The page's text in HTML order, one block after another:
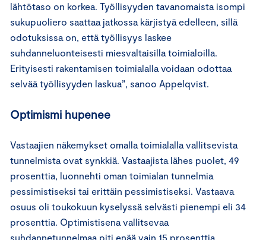
lähtötaso on korkea. Työllisyyden tavanomaista isompi
sukupuoliero saattaa jatkossa kärjistyä edelleen, sillä
odotuksissa on, että työllisyys laskee
suhdanneluonteisesti miesvaltaisilla toimialoilla.
Erityisesti rakentamisen toimialalla voidaan odottaa
selvää työllisyyden laskua”, sanoo Appelqvist.
Optimismi hupenee
Vastaajien näkemykset omalla toimialalla vallitsevista
tunnelmista ovat synkkiä. Vastaajista lähes puolet, 49
prosenttia, luonnehti oman toimialan tunnelmia
pessimistiseksi tai erittäin pessimistiseksi. Vastaava
osuus oli toukokuun kyselyssä selvästi pienempi eli 34
prosenttia. Optimistisena vallitsevaa
suhdannetunnelmaa piti enää vain 15 prosenttia